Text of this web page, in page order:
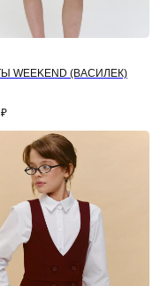
WEEKEND (ВАСИЛЕК)
₽